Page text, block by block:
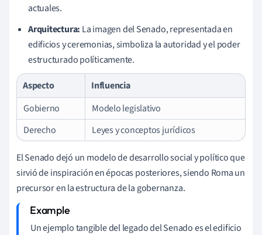
actuales.
Arquitectura: La imagen del Senado, representada en
edificios y ceremonias, simboliza la autoridad y el poder
estructurado políticamente.
Aspecto
Influencia
Gobierno
Modelo legislativo
Derecho
Leyes y conceptos jurídicos
El Senado dejó un modelo de desarrollo social y político que
sirvió de inspiración en épocas posteriores, siendo Roma un
precursor en la estructura de la gobernanza.
Un ejemplo tangible del legado del Senado es el edificio